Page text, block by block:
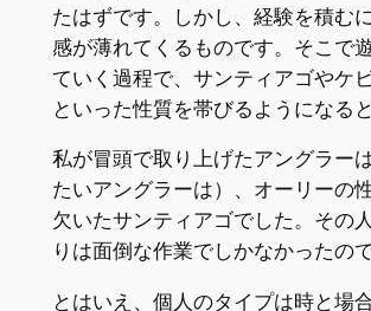
たはずです。しかし、経験を積む
感が薄れてくるものです。そこで
ていく過程で、サンティアゴやケ
といった性質を帯びるようになる
私が冒頭で取り上げたアングラー
たいアングラーは）、オーリーの
欠いたサンティアゴでした。その
りは面倒な作業でしかなかったので
とはいえ、個人のタイプは時と場